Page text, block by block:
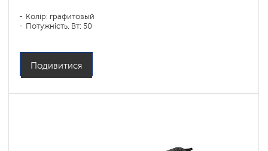
Колір: графитовый
Потужність, Вт: 50
Подивитися